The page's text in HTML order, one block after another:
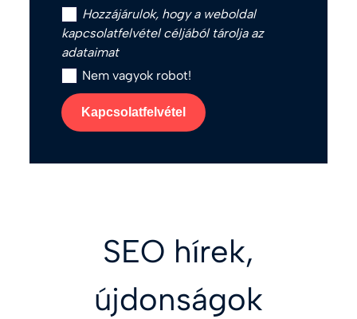
Hozzájárulok, hogy a weboldal
kapcsolatfelvétel céljából tárolja az
adataimat
Nem vagyok robot!
Kapcsolatfelvétel
SEO hírek,
újdonságok